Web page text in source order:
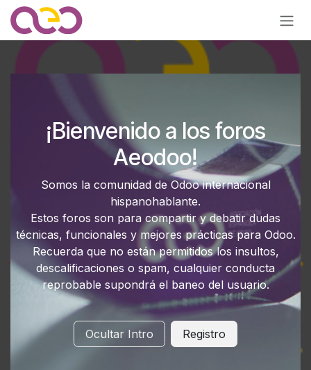
Ir al contenido
¡Bienvenido a los foros
Aeodoo!
Somos la comunidad de Odoo internacional
hispanohablante.
Estos foros son para compartir y debatir dudas
técnicas, funcionales y mejores prácticas para Odoo.
Recuerda que no están permitidos los insultos,
descalificaciones o spam, cualquier conducta
reprobable supondrá el baneo del usuario.
Ocultar Intro Registro